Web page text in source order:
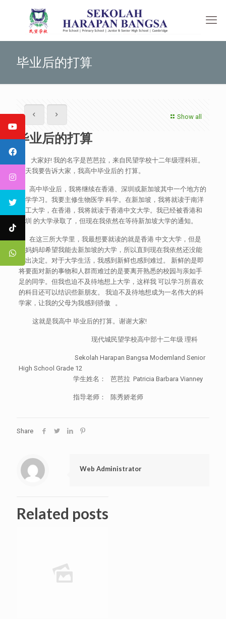
毕业后的打算
Show all
毕业后的打算
大家好! 我的名字是芭芭拉，来自民望学校十二年级理科班。
今天我要告诉大家，我高中毕业后的 打算。
高中毕业后，我将继续在香港、深圳或新加坡其中一个地方的
大学学习。我要主修生物医学 科学。在新加坡，我将就读于南洋
理工大学，在香港，我将就读于香港中文大学。我已经被香港和
深圳 的大学录取了，但现在我依然在等待新加坡大学的通知。
在这三所大学里，我最想要就读的就是香港 中文大学，但是
我妈妈却希望我能去新加坡的大学，所以直到现在我依然还没能
做出决定。对于大学生活，我感到新鲜也感到难过。 新鲜的是即
将要面对新的事物和人群而难过的是要离开熟悉的校园与亲如手
足的同学。但我也迫不及待地想上大学，这样我 可以学习所喜欢
的科目还可以结识些新朋友。 我迫不及待地想成为一名伟大的科
学家，让我的父母为我感到骄傲 。
这就是我高中 毕业后的打算。谢谢大家!
现代城民望学校高中部十二年级 理科
Sekolah Harapan Bangsa Modernland Senior
High School Grade 12
学生姓名： 芭芭拉 Patricia Barbara Vianney
指导老师： 陈秀娇老师
Share
Web Administrator
Related posts